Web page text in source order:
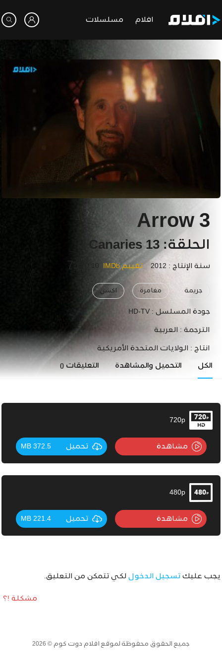
افلام مسلسلات
Arrow 3
الحلقة: 13 Canaries
سنة الإنتاج : 2012 تقييم IMDb 10 /
جريمة مغامرة اكشن
جودة المسلسل : HD-TV
الترجمة : العربية
انتاج : الولايات المتحدة الأمريكية
الكل التحميل والمشاهدة التعليقات()
720p
مشاهدة تحميل 372.5 MB
480p
مشاهدة تحميل 221.4 MB
يجب عليك تسجيل الدخول لكي تتمكن من التعليق.
مشكلة !؟
جميع الحقوق محفوظة لموقع افلام دوت كوم © 2026